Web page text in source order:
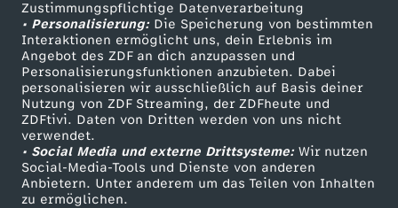
Zustimmungspflichtige Datenverarbeitung
• Personalisierung:Die Speicherung von bestimmten
Interaktionen ermöglicht uns, dein Erlebnis im
Angebot des ZDF an dich anzupassen und
Personalisierungsfunktionen anzubieten. Dabei
personalisieren wir ausschließlich auf Basis deiner
Nutzung von ZDF Streaming, der ZDFheute und
ZDFtivi. Daten von Dritten werden von uns nicht
verwendet.
• Social Media und externe Drittsysteme:Wir nutzen
Social-Media-Tools und Dienste von anderen
Anbietern. Unter anderem um das Teilen von Inhalten
zu ermöglichen.
Livestreams
Sendungen A-Z
TV-Programm
Zuschauerservice
Hilfe
ZDF Unternehmen
Karriere